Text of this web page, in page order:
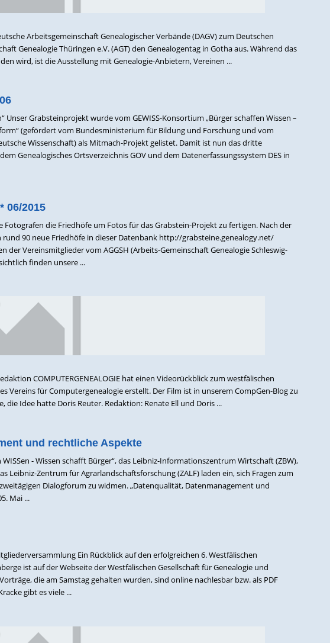
Arbeitsgemeinschaft Genealogischer Verbände (DAGV) zum Deutschen
Genealogie Thüringen e.V. (AGT) den Genealogentag in Gotha aus. Während das
wird, ist die Ausstellung mit Genealogie-Anbietern, Vereinen ...
Unser Grabsteinprojekt wurde vom GEWISS-Konsortium „Bürger schaffen Wissen –
(gefördert vom Bundesministerium für Bildung und Forschung und vom
Wissenschaft) als Mitmach-Projekt gelistet. Damit ist nun das dritte
Genealogisches Ortsverzeichnis GOV und dem Datenerfassungssystem DES in
06/2015
die Friedhöfe um Fotos für das Grabstein-Projekt zu fertigen. Nach der
90 neue Friedhöfe in dieser Datenbank http://grabsteine.genealogy.net/
Vereinsmitglieder vom AGGSH (Arbeits-Gemeinschaft Genealogie Schleswig-
finden unsere ...
COMPUTERGENEALOGIE hat einen Videorückblick zum westfälischen
Vereins für Computergenealogie erstellt. Der Film ist in unserem CompGen-Blog zu
die Idee hatte Doris Reuter. Redaktion: Renate Ell und Doris ...
und rechtliche Aspekte
WISSen - Wissen schafft Bürger“, das Leibniz-Informationszentrum Wirtschaft (ZBW),
Leibniz-Zentrum für Agrarlandschaftsforschung (ZALF) laden ein, sich Fragen zum
Dialogforum zu widmen. „Datenqualität, Datenmanagement und
Mai ...
Ein Rückblick auf den erfolgreichen 6. Westfälischen
ist auf der Webseite der Westfälischen Gesellschaft für Genealogie und
die am Samstag gehalten wurden, sind online nachlesbar bzw. als PDF
gibt es viele ...